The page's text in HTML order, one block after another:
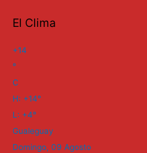
El Clima
+14
°
C
H: +14°
L: +4°
Gualeguay
Domingo, 09 Agosto